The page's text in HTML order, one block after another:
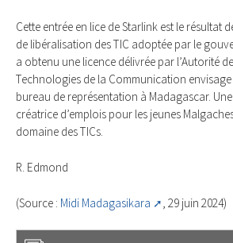
Cette entrée en lice de Starlink est le résultat
de libéralisation des TIC adoptée par le
a obtenu une licence délivrée par l’Autorité
Technologies de la Communication envisage
bureau de représentation à Madagascar.
créatrice d’emplois pour les jeunes
domaine des TICs.
R. Edmond
(Source : Midi Madagasikara , 29 juin 2024)